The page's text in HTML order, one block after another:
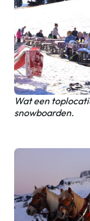
Wat een
snowboarden.